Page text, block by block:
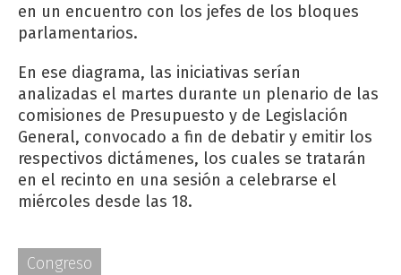
en un encuentro con los jefes de los bloques
parlamentarios.
En ese diagrama, las iniciativas serían
analizadas el martes durante un plenario de las
comisiones de Presupuesto y de Legislación
General, convocado a fin de debatir y emitir los
respectivos dictámenes, los cuales se tratarán
en el recinto en una sesión a celebrarse el
miércoles desde las 18.
Congreso